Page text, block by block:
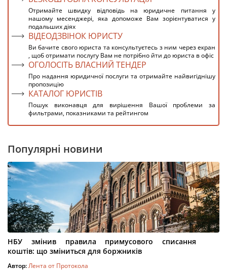
Отримайте швидку відповідь на юридичне питання у
нашому месенджері, яка допоможе Вам зорієнтуватися у
подальших діях
ВІДЕОДЗВІНОК ЮРИСТУ
Ви бачите свого юриста та консультуєтесь з ним через екран
, щоб отримати послугу Вам не потрібно йти до юриста в офіс
ОГОЛОСІТЬ ВЛАСНИЙ ТЕНДЕР
Про надання юридичної послуги та отримайте найвигіднішу
пропозицію
КАТАЛОГ ЮРИСТІВ
Пошук виконавця для вирішення Вашої проблеми за
фильтрами, показниками та рейтингом
Популярні новини
НБУ змінив правила примусового списання
коштів: що зміниться для боржників
Автор:Лента от Протокола